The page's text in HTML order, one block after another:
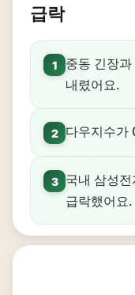
급락
1
중동 긴장
내렸어요.
2 다우지수가
3
국내 삼성전
급락했어요.